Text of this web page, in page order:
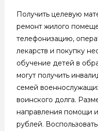
Получить целевую
ремонт жилого
телефонизацию,
лекарств и покупку
обучение детей в
могут получить
семей
воинского долга.
направления помощи и
рублей.